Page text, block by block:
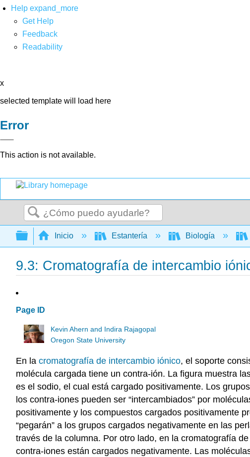
Help expand_more
Get Help
Feedback
Readability
x
selected template will load here
Error
This action is not available.
Buscar
Expandir/contraer jerarquía global
Inicio Estantería Biología
9.3: Cromatografía de intercambio
Page ID
Kevin Ahern and Indira Rajagopal
Oregon State University
En la cromatografía de intercambio iónico, el soporte
molécula cargada tiene un contra-ión. La figura muestra
es el sodio, el cual está cargado positivamente. Los
los contra-iones pueden ser “intercambiados” por
positivamente y los compuestos cargados positivamente
“pegarán” a los grupos cargados negativamente en las
través de la columna. Por otro lado, en la cromatografía
contra-iones están cargados negativamente. Las